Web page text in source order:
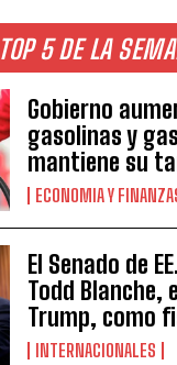
TOP 5 DE LA
Gobierno
gasolinas y
mantiene su
ECONOMIA Y
El Senado de
Todd Blanche,
Trump, como
INTERNACIONALES